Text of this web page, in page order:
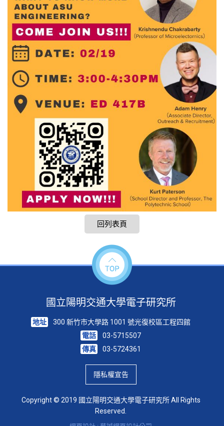
回列表頁
國立陽明交通大學電子研究所
地址
300 新竹市大學路 1001 號光復校區工程四館
電話
03-5715507
傳真
03-5724361
隱私權宣告
Copyright © 2019 國立陽明交通大學電子研究所 All Rights
Reserved.